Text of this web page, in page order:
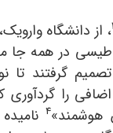
، از دانشگاه
در همه جا
گرفتند تا
را گردآوری
4